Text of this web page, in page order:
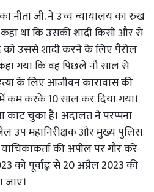
नीता जी. ने उच्च न्यायालय का रुख
कहा था कि उसकी शादी किसी और से
उससे शादी करने के लिए पैरोल
गया कि वह पिछले नौ साल से
के लिए आजीवन कारावास की
कम करके 10 साल कर दिया गया।
चुका है। अदालत ने परप्पना
जेल उप महानिरीक्षक और मुख्य पुलिस
की अपील पर गौर करें
पूर्वाह्न से 20 अप्रैल 2023 की
जाए।